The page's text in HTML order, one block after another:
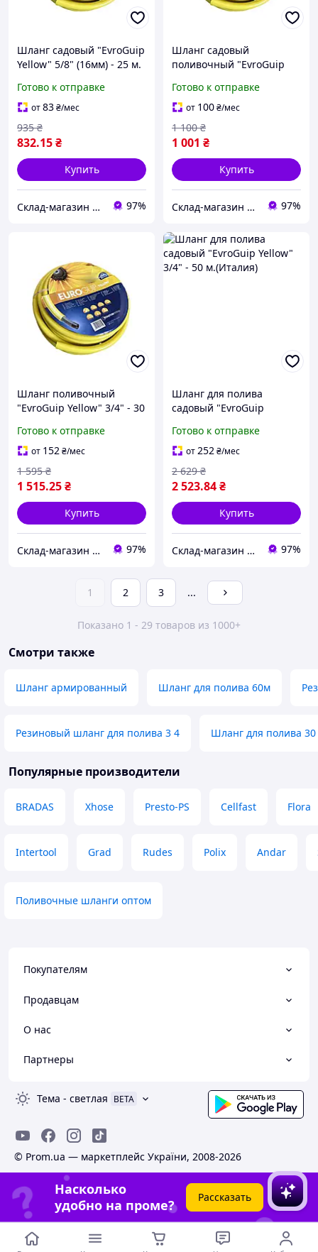
Шланг садовый "EvroGuip
Yellow" 5/8" (16мм) - 25 м.
Готово к отправке
от83₴/мес
832.15₴
935 ₴
Купить
Склад-магазин "Свояк Group". 97%
Шланг садовый
поливочный "EvroGuip
(Италия)
Готово к отправке
от 100₴/мес
1 001 ₴
1 100 ₴
Купить
Склад-магазин "Свояк Group". 97%
Шланг поливочный
"EvroGuip Yellow" 3/4" - 30
Готово к отправке
от 152₴/мес
1 515.25₴
1 595 ₴
Купить
Склад-магазин "Свояк Group". 97%
Шланг для полива
садовый "EvroGuip
(Италия)
Готово к отправке
от252₴/мес
2 523.84₴
2 629 ₴
Купить
Склад-магазин "Свояк Group". 97%
1 2 3 ...
Показано 1 - 29 товаров из 1000+
Смотри также
Шланг армированный Шланг для полива 60м
Резиновый шланг для полива 3 4 Шланг для полива
Популярные производители
BRADAS Xhose Presto-PS Cellfast Flora
Intertool Grad Rudes Polix Andar
Поливочные шланги оптом
Покупателям
Продавцам
О нас
Партнеры
Тема - светлая BETA
© Prom.ua — маркетплейс України, 2008-2026
Насколько
удобно на проме?
Рассказать